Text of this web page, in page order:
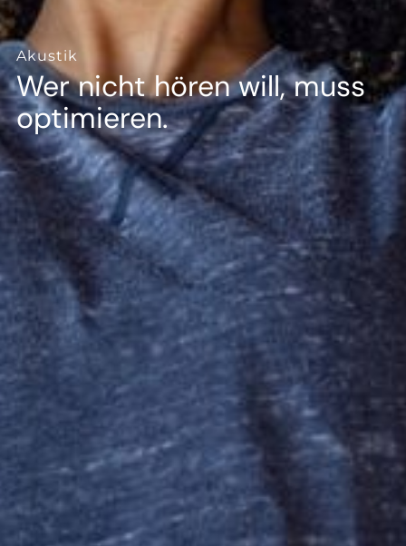
--
--
Akustik
Wer nicht hören will, muss
optimieren.